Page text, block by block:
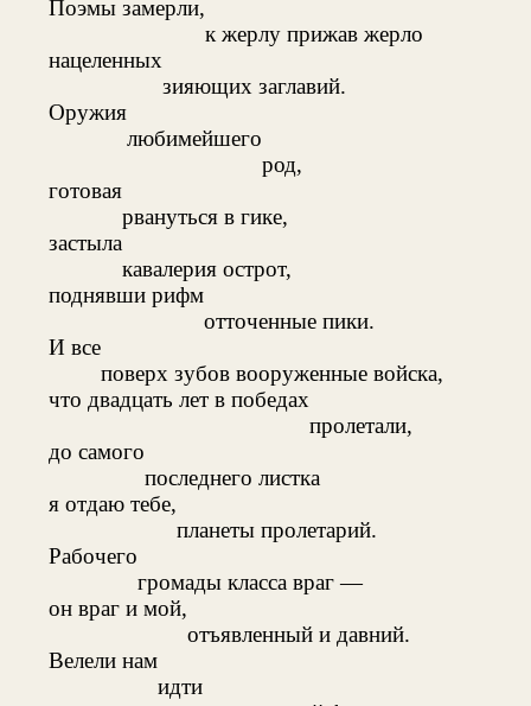
Поэмы замерли,
к жерлу прижав жерло
нацеленных
зияющих заглавий.
Оружия
любимейшего
род,
готовая
рвануться в гике,
застыла
кавалерия острот,
поднявши рифм
отточенные пики.
И все
поверх зубов вооруженные войска,
что двадцать лет в победах
пролетали,
до самого
последнего листка
я отдаю тебе,
планеты пролетарий.
Рабочего
громады класса враг —
он враг и мой,
отъявленный и давний.
Велели нам
идти